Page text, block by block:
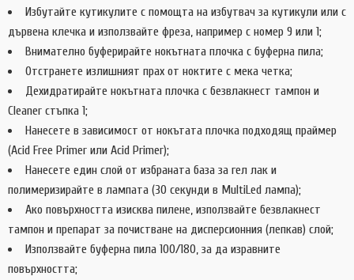
Избутайте кутикулите с помощта на избутвач за кутикули или с
дървена клечка и използвайте фреза, например с номер 9 или 1;
Внимателно буферирайте нокътната плочка с буферна пила;
Отстранете излишният прах от ноктите с мека четка;
Дехидратирайте нокътната плочка с безвлакнест тампон и
Cleaner стъпка 1;
Нанесете в зависимост от нокътата плочка подходящ праймер
(Acid Free Primer или Acid Primer);
Нанесете един слой от избраната база за гел лак и
полимеризирайте в лампата (30 секунди в MultiLed лампа);
Ако повърхността изисква пилене, използвайте безвлакнест
тампон и препарат за почистване на дисперсионния (лепкав) слой;
Използвайте буферна пила 100/180, за да изравните
повърхността;